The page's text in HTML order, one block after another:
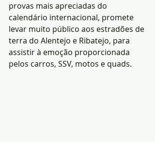
provas mais apreciadas do
calendário internacional, promete
levar muito público aos estradões de
terra do Alentejo e Ribatejo, para
assistir à emoção proporcionada
pelos carros, SSV, motos e quads.